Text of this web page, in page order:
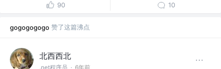
90 10
gogogogogo 赞了这篇沸点
北西西北
.net程序员 · 6年前